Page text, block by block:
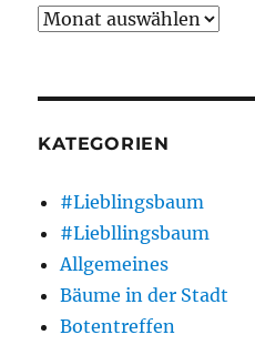
Archiv
KATEGORIEN
#Lieblingsbaum
#Liebllingsbaum
Allgemeines
Bäume in der Stadt
Botentreffen